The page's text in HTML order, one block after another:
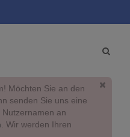
Möchten Sie an den
senden Sie uns eine
an
. Wir werden Ihren